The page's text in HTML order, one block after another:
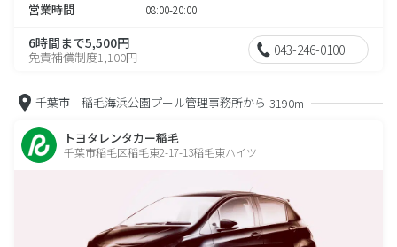
営業時間 08:00-20:00
6時間まで5,500円
免責補償制度1,100円 043-246-0100
千葉市 稲毛海浜公園プール管理事務所から 3190m
トヨタレンタカー稲毛
千葉市稲毛区稲毛東2-17-13稲毛東ハイツ